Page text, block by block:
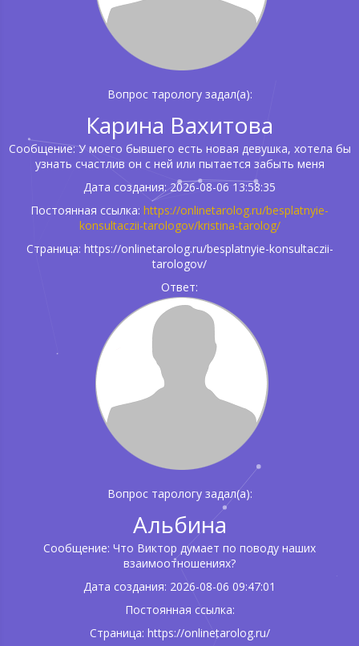
Вопрос тарологу задал(а):
Карина Вахитова
Сообщение: У моего бывшего есть новая девушка, хотела бы
узнать счастлив он с ней или пытается забыть меня
Дата создания: 2026-08-06 13:58:35
Постоянная ссылка: https://onlinetarolog.ru/besplatnyie-
konsultaczii-tarologov/kristina-tarolog/
Страница: https://onlinetarolog.ru/besplatnyie-konsultaczii-
tarologov/
Ответ:
Вопрос тарологу задал(а):
Альбина
Сообщение: Что Виктор думает по поводу наших
взаимоотношениях?
Дата создания: 2026-08-06 09:47:01
Постоянная ссылка:
Страница: https://onlinetarolog.ru/